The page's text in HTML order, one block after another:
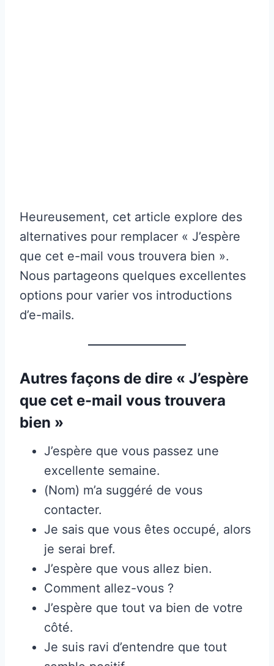
Heureusement, cet article explore des
alternatives pour remplacer « J’espère
que cet e-mail vous trouvera bien ».
Nous partageons quelques excellentes
options pour varier vos introductions
d’e-mails.
Autres façons de dire « J’espère
que cet e-mail vous trouvera
bien »
J’espère que vous passez une
excellente semaine.
(Nom) m’a suggéré de vous
contacter.
Je sais que vous êtes occupé, alors
je serai bref.
J’espère que vous allez bien.
Comment allez-vous ?
J’espère que tout va bien de votre
côté.
Je suis ravi d’entendre que tout